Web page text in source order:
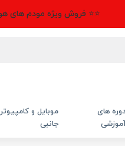
⭐⭐ فروش ویژه مودم های
دوره های
موبایل و
جانبی